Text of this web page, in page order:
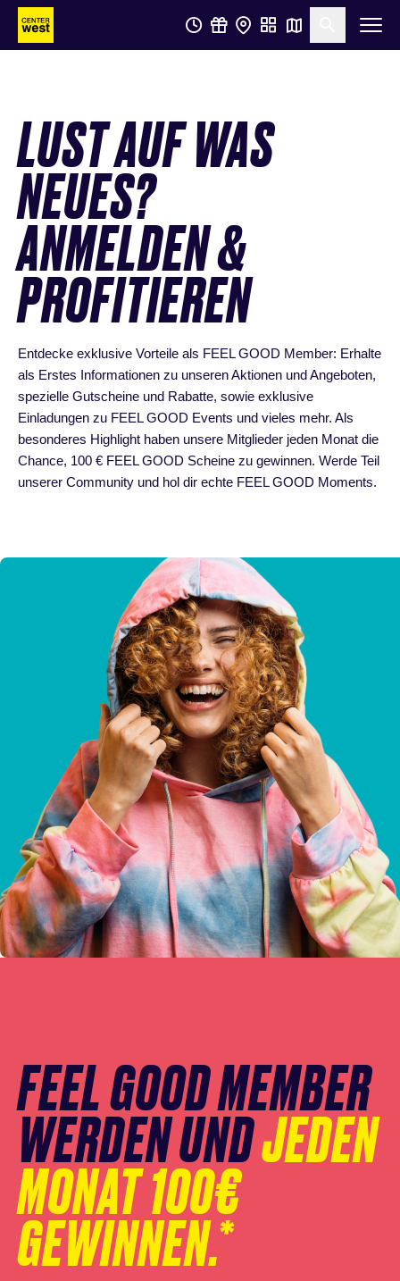
Zum
Hauptinhalt
Zum
Footer
Suche
LUST AUF WAS
NEUES?
ANMELDEN &
PROFITIEREN
Entdecke exklusive Vorteile als FEEL GOOD Member: Erhalte
als Erstes Informationen zu unseren Aktionen und Angeboten,
spezielle Gutscheine und Rabatte, sowie exklusive
Einladungen zu FEEL GOOD Events und vieles mehr. Als
besonderes Highlight haben unsere Mitglieder jeden Monat die
Chance, 100 € FEEL GOOD Scheine zu gewinnen. Werde Teil
unserer Community und hol dir echte FEEL GOOD Moments.
FEEL GOOD MEMBER
WERDEN UNDJEDEN
MONAT 100€
GEWINNEN.*